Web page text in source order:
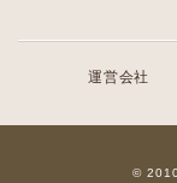
運営会社
©